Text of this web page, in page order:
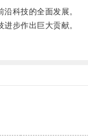
科技的全面发展。
步作出巨大贡献。